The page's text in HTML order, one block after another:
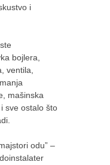
i
bojlera,
ventila,
mašinska
sve ostalo što
odu” –